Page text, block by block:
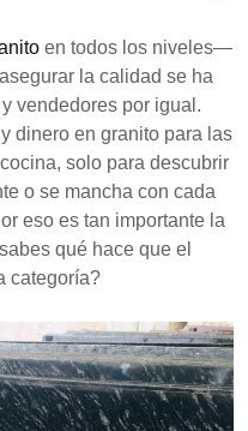
del granito
Implican
como la
en laboratorios
de los controles de
inspecciones
ayuda a los
informadas sobre
la densidad y la
la calidad.
resistencia a la
en todos los niveles—
la calidad se ha
vendedores por igual.
dinero en granito para las
solo para descubrir
o se mancha con cada
eso es tan importante la
qué hace que el
categoría?